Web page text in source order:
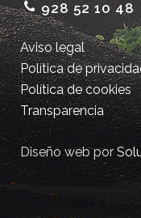
928 52 10 48
Aviso legal
Política de
Política de cookies
Transparencia
Diseño web por